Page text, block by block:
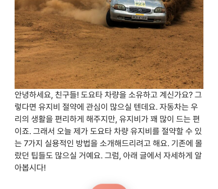
안녕하세요, 친구들! 도요타 차량을 소유하고 계신가요? 그
렇다면 유지비 절약에 관심이 많으실 텐데요. 자동차는 우
리의 생활을 편리하게 해주지만, 유지비가 꽤 많이 드는 편
이죠. 그래서 오늘 제가 도요타 차량 유지비를 절약할 수 있
는 7가지 실용적인 방법을 소개해드리려고 해요. 기존에 몰
랐던 팁들도 많으실 거예요. 그럼, 아래 글에서 자세하게 알
아봅시다!